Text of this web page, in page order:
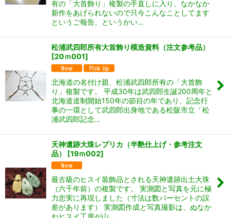
有の「大首飾り」複製の手直しに入り、なかなか
新作をあげられないので只今こんなことしてます
というご報告、というかい…
松浦武四郎所有大首飾り模造資料（注文参考品）
[20ｍ001]
北海道の名付け親、松浦武四郎所有の「大首飾
り」複製です。 平成30年は武四郎生誕200周年と
北海道道制開始150年の節目の年であり、記念行
事の一環として武四郎出身地である松阪市立「松
浦武四郎記念…
天神遺跡大珠レプリカ（半艶仕上げ・参考注文
品）
[19ｍ002]
最古級のヒスイ装飾品とされる天神遺跡出土大珠
（六千年前）の複製です。 実測図と写真を元に極
力忠実に再現しました（寸法は数パーセントの誤
差があります） 実測図作成と写真撮影は、ぬなか
わヒスイ工房が山…